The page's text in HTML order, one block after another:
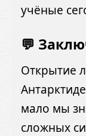
учёные
💬
Открытие
мало мы
сложных